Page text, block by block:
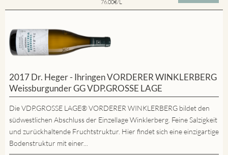
76.00€/L
2017 Dr. Heger - Ihringen VORDERER WINKLERBERG
Weissburgunder GG VDP.GROSSE LAGE
Die VDP.GROSSE LAGE® VORDERER WINKLERBERG bildet den
südwestlichen Abschluss der Einzellage Winklerberg. Feine Salzigkeit
und zurückhaltende Fruchtstruktur. Hier findet sich eine einzigartige
Bodenstruktur mit einer...